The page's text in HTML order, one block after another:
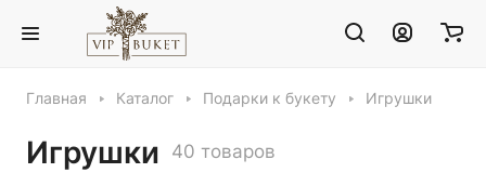
Главная Каталог Подарки к букету Игрушки
Игрушки 40 товаров